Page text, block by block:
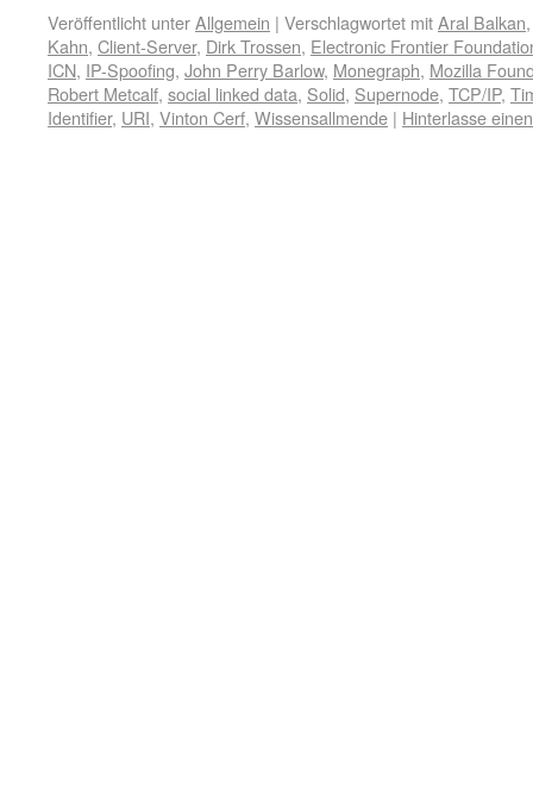
Veröffentlicht unterAllgemein | Verschlagwortet mitAral Balkan
Kahn, Client-Server, Dirk Trossen, Electronic Frontier
ICN, IP-Spoofing, John Perry Barlow, Monegraph, Mozilla
Robert Metcalf, social linked data, Solid, Supernode, TCP/IP,
Identifier, URI, Vinton Cerf, Wissensallmende | Hinterlasse